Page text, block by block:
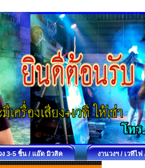
ง 3-5 ชิ้น / แอ๊ด มิวสิค งานวงฯ / เวทีไ